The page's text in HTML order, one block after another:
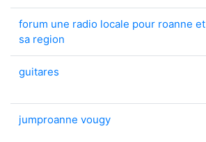
forum une radio locale pour roanne et
sa region
guitares
jumproanne vougy